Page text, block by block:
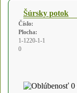
Šúrsky potok
Číslo:
Plocha:
1-1220-1-1
0